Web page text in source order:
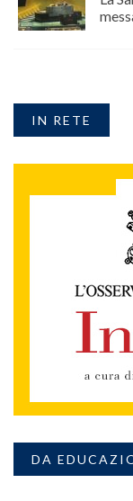
IN RETE
DA